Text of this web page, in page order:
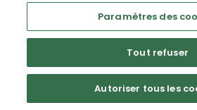
Paramètres des
Tout refuser
Autoriser tous les